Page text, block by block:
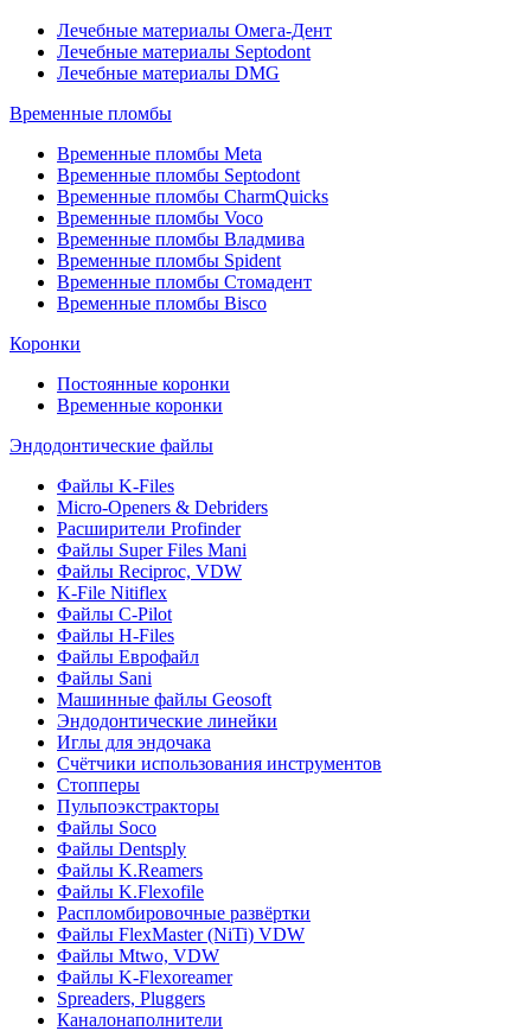
Лечебные материалы Омега-Дент
Лечебные материалы Septodont
Лечебные материалы DMG
Временные пломбы
Временные пломбы Meta
Временные пломбы Septodont
Временные пломбы CharmQuicks
Временные пломбы Voco
Временные пломбы Владмива
Временные пломбы Spident
Временные пломбы Стомадент
Временные пломбы Bisco
Коронки
Постоянные коронки
Временные коронки
Эндодонтические файлы
Файлы K-Files
Micro-Openers & Debriders
Расширители Profinder
Файлы Super Files Mani
Файлы Reciproc, VDW
K-File Nitiflex
Файлы C-Pilot
Файлы H-Files
Файлы Еврофайл
Файлы Sani
Машинные файлы Geosoft
Эндодонтические линейки
Иглы для эндочака
Счётчики использования инструментов
Стопперы
Пульпоэкстракторы
Файлы Soco
Файлы Dentsply
Файлы K.Reamers
Файлы K.Flexofile
Распломбировочные развёртки
Файлы FlexMaster (NiTi) VDW
Файлы Mtwo, VDW
Файлы K-Flexoreamer
Spreaders, Pluggers
Каналонаполнители